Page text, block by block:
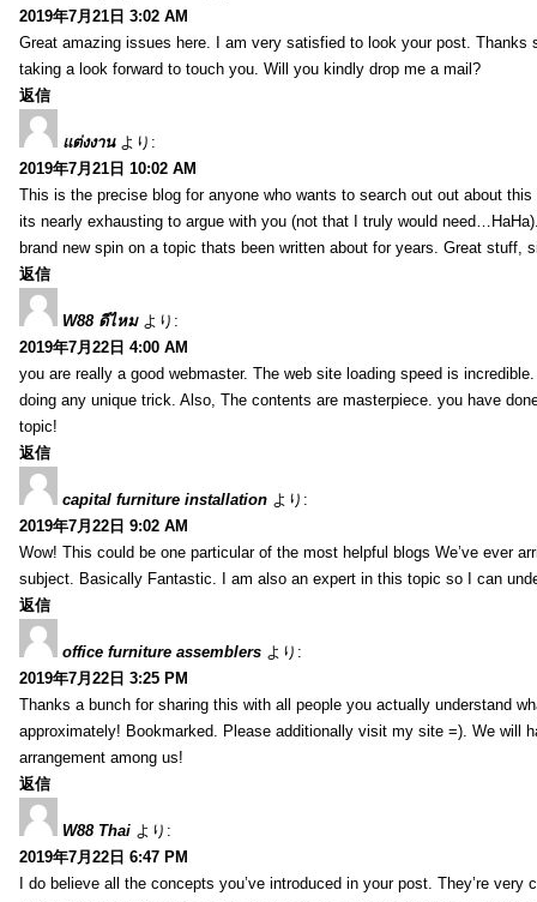
2019年7月21日 3:02 AM
Great amazing issues here. I am very satisfied to look your post. Thanks
taking a look forward to touch you. Will you kindly drop me a mail?
返信
แต่งงาน より:
2019年7月21日 10:02 AM
This is the precise blog for anyone who wants to search out out about
its nearly exhausting to argue with you (not that I truly would
brand new spin on a topic thats been written about for years. Great stuff,
返信
W88 ดีไหม より:
2019年7月22日 4:00 AM
you are really a good webmaster. The web site loading speed is
doing any unique trick. Also, The contents are masterpiece. you have
topic!
返信
capital furniture installation より:
2019年7月22日 9:02 AM
Wow! This could be one particular of the most helpful blogs We’ve ever
subject. Basically Fantastic. I am also an expert in this topic so I can
返信
office furniture assemblers より:
2019年7月22日 3:25 PM
Thanks a bunch for sharing this with all people you actually understand
approximately! Bookmarked. Please additionally visit my site =). We will
arrangement among us!
返信
W88 Thai より:
2019年7月22日 6:47 PM
I do believe all the concepts you’ve introduced in your post. They’re very